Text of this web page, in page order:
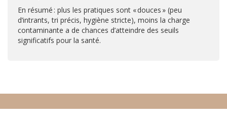
En résumé : plus les pratiques sont « douces » (peu
d’intrants, tri précis, hygiène stricte), moins la charge
contaminante a de chances d’atteindre des seuils
significatifs pour la santé.